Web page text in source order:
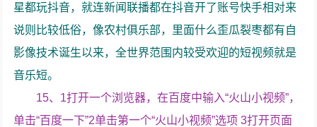
星都玩抖音，就连新闻联播都在抖音开了账号快手相对来
说则比较低俗，像农村俱乐部，里面什么歪瓜裂枣都有自
影像技术诞生以来，全世界范围内较受欢迎的短视频就是
音乐短。
15、1打开一个浏览器，在百度中输入“火山小视频”，
单击“百度一下”2单击第一个“火山小视频”选项 3打开页面